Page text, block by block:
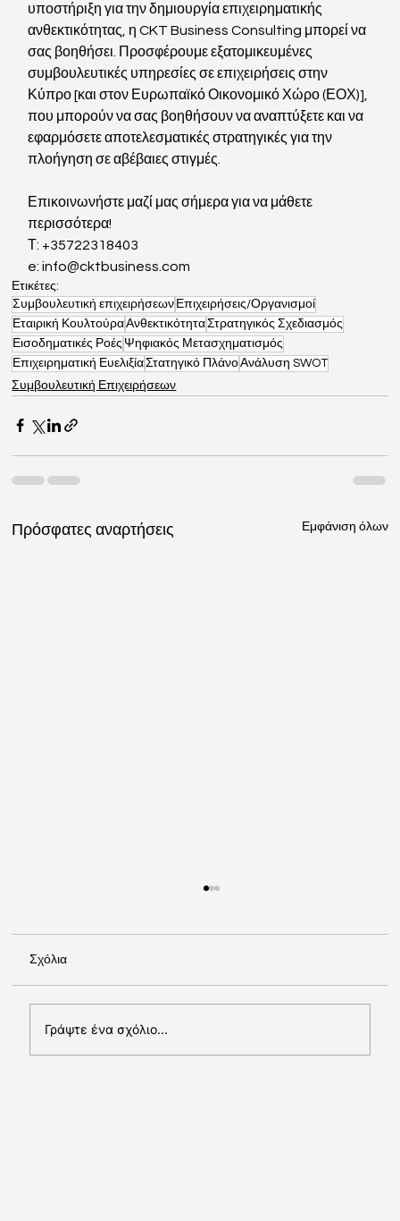
υποστήριξη για την δημιουργία επιχειρηματικής
ανθεκτικότητας, η CKT Business Consulting μπορεί να
σας βοηθήσει. Προσφέρουμε εξατομικευμένες
συμβουλευτικές υπηρεσίες σε επιχειρήσεις στην
Κύπρο [και στον Ευρωπαϊκό Οικονομικό Χώρο (ΕΟΧ)],
που μπορούν να σας βοηθήσουν να αναπτύξετε και να
εφαρμόσετε αποτελεσματικές στρατηγικές για την
πλοήγηση σε αβέβαιες στιγμές.
Επικοινωνήστε μαζί μας σήμερα για να μάθετε
περισσότερα!
Τ: +35722318403
e: info@cktbusiness.com
Ετικέτες:
Συμβουλευτική επιχειρήσεων Επιχειρήσεις/Οργανισμοί
Εταιρική ΚουλτούραΑνθεκτικότηταΣτρατηγικός Σχεδιασμός
Εισοδηματικές Ροές Ψηφιακός Μετασχηματισμός
Επιχειρηματική ΕυελιξίαΣτατηγικό ΠλάνοΑνάλυση SWOT
Συμβουλευτική Επιχειρήσεων
Πρόσφατες αναρτήσεις Εμφάνιση όλων
Σχόλια
Γράψτε ένα σχόλιο...